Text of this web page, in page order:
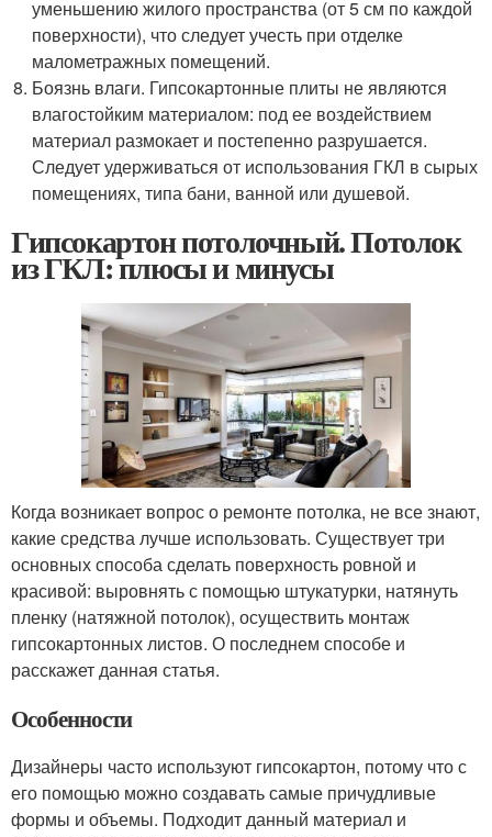
уменьшению жилого пространства (от 5 см по каждой
поверхности), что следует учесть при отделке
малометражных помещений.
Боязнь влаги. Гипсокартонные плиты не являются
влагостойким материалом: под ее воздействием
материал размокает и постепенно разрушается.
Следует удерживаться от использования ГКЛ в сырых
помещениях, типа бани, ванной или душевой.
Гипсокартон потолочный. Потолок
из ГКЛ: плюсы и минусы
Когда возникает вопрос о ремонте потолка, не все знают,
какие средства лучше использовать. Существует три
основных способа сделать поверхность ровной и
красивой: выровнять с помощью штукатурки, натянуть
пленку (натяжной потолок), осуществить монтаж
гипсокартонных листов. О последнем способе и
расскажет данная статья.
Особенности
Дизайнеры часто используют гипсокартон, потому что с
его помощью можно создавать самые причудливые
формы и объемы. Подходит данный материал и